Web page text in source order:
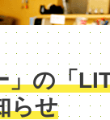
」の「
らせ